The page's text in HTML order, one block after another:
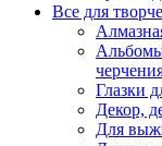
Все для
Глазки
Декор,
Для